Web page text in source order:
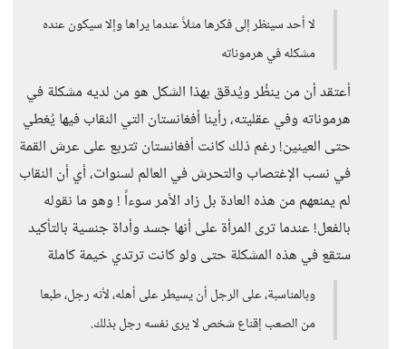
لا أحد سينظر إلى فكرها مثلاً عندما يراها وإلا سيكون عنده
مشكله في هرموناته
أعتقد أن من ينظُر ويُدقق بهذا الشكل هو من لديه مشكلة في
هرموناته وفي عقليته، رأينا أفغانستان التي النقاب فيها يُغطي
حتى العينين! رغم ذلك كانت أفغانستان تتربع على عرش القمة
في نسب الإغتصاب والتحرش في العالم لسنوات، أي أن النقاب
لم يمنعهم من هذه العادة بل زاد الأمر سوءاً ! وهو ما نقوله
بالفعل! عندما ترى المرأة على أنها جسد وأداة جنسية بالتأكيد
ستقع في هذه المشكلة حتى ولو كانت ترتدي خيمة كاملة
وبالمناسبة، على الرجل أن يسيطر على أهله، لأنه رجل، طبعا
من الصعب إقناع شخص لا يرى نفسه رجل بذلك.